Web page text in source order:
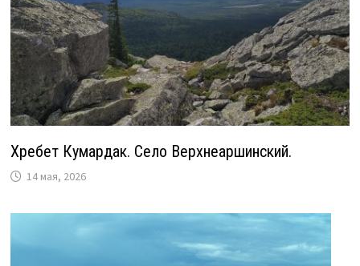
Хребет Кумардак. Село Верхнеаршинский.
14 мая, 2026